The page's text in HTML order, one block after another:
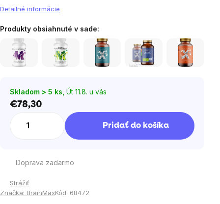
Detailné informácie
Produkty obsiahnuté v sade:
Skladom > 5 ks, Út 11.8. u vás
€78,30
Pridať do košíka
Doprava zadarmo
Strážiť
Značka: BrainMaxKód: 68472